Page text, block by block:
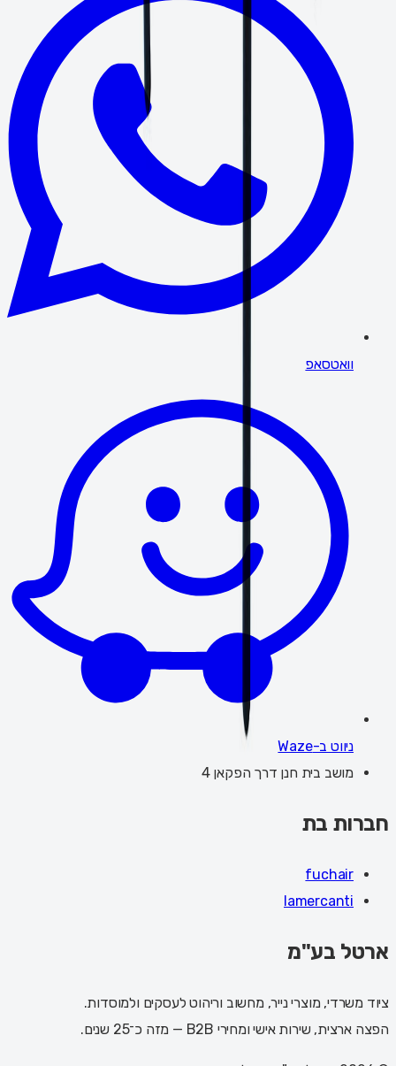
וואטסאפ
ניווט ב-Waze
מושב בית חנן דרך הפקאן 4
חברות בת
fuchair
lamercanti
ארטל בע"מ
ציוד משרדי, מוצרי נייר, מחשוב וריהוט לעסקים ולמוסדות.
הפצה ארצית, שירות אישי ומחירי B2B — מזה כ־25 שנים.